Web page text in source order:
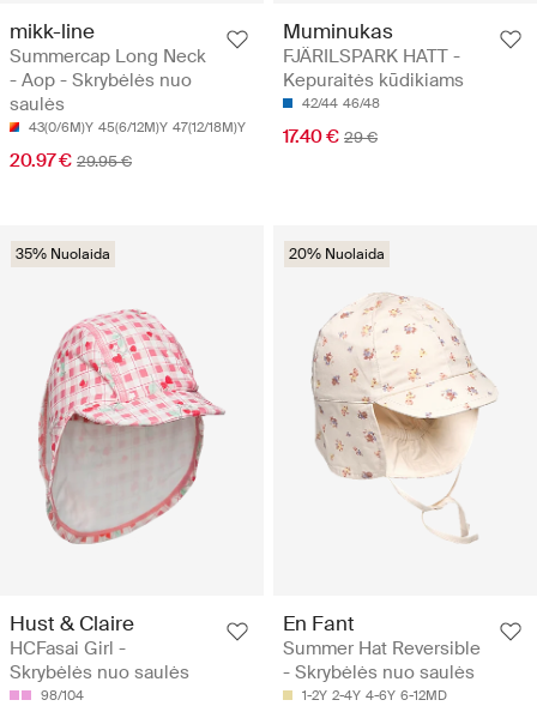
mikk-line
Summercap Long Neck
- Aop - Skrybėlės nuo
saulės
43(0/6M)Y 45(6/12M)Y 47(12/18M)Y
20.97 € 29.95 €
Muminukas
FJÄRILSPARK HATT -
Kepuraitės kūdikiams
42/44 46/48
17.40 € 29 €
35% Nuolaida
Hust & Claire
HCFasai Girl -
Skrybėlės nuo saulės
98/104
20% Nuolaida
En Fant
Summer Hat Reversible
- Skrybėlės nuo saulės
1-2Y 2-4Y 4-6Y 6-12MD